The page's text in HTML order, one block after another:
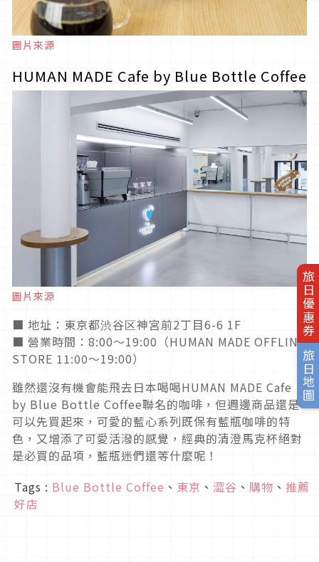
旅日優惠券
旅日地圖
圖片來源
HUMAN MADE Cafe by Blue Bottle Coffee
圖片來源
■ 地址：東京都渋谷区神宮前2丁目6-6 1F
■ 營業時間：8:00〜19:00（HUMAN MADE OFFLINE
STORE 11:00〜19:00）
雖然還沒有機會能飛去日本喝喝HUMAN MADE Cafe
by Blue Bottle Coffee聯名的咖啡，但週邊商品還是
可以先買起來，可愛的藍心系列既保有藍瓶咖啡的特
色，又增添了可愛活潑的感覺，經典的清澄馬克杯絕對
是必買的品項，藍瓶迷們還等什麼呢！
Tags : Blue Bottle Coffee 、 東京 、 澀谷 、 購物 、 推薦
好店